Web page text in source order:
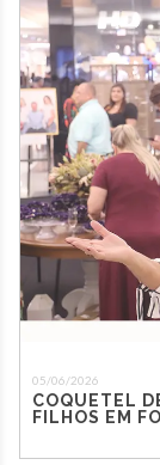
05/06/2026
COQUETEL
FILHOS EM